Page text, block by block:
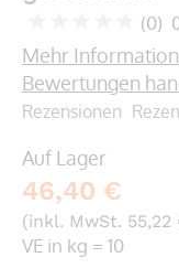
0
% of100
(0)
Mehr
Bewertungen
Rezensionen
Auf Lager
46,40 €
(inkl. MwSt. 55,22
VE in kg = 10